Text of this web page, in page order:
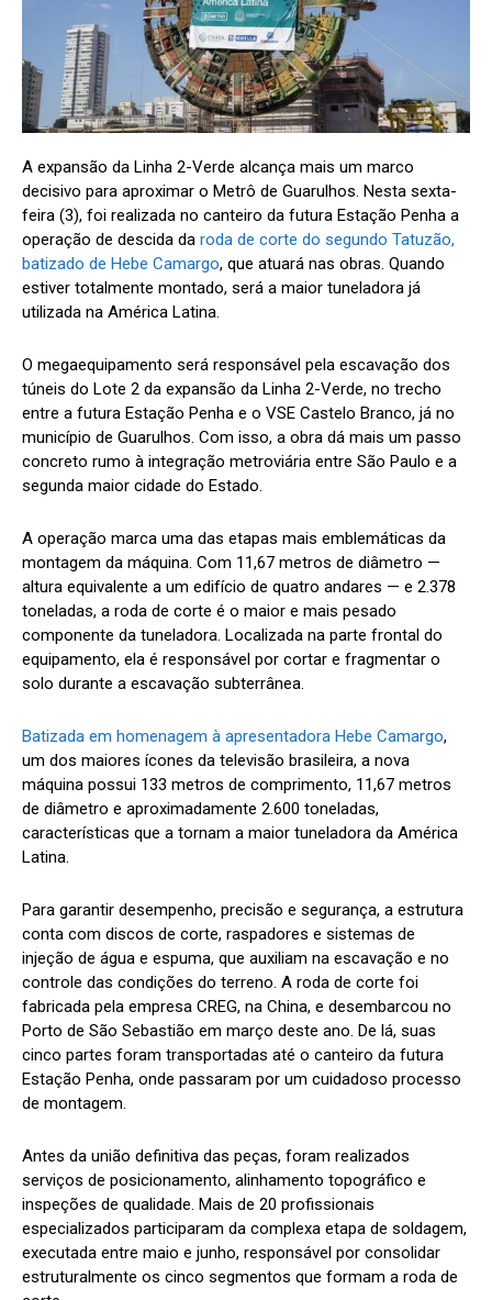
A expansão da Linha 2-Verde alcança mais um marco
decisivo para aproximar o Metrô de Guarulhos. Nesta sexta-
feira (3), foi realizada no canteiro da futura Estação Penha a
operação de descida da roda de corte do segundo Tatuzão,
batizado de Hebe Camargo, que atuará nas obras. Quando
estiver totalmente montado, será a maior tuneladora já
utilizada na América Latina.
O megaequipamento será responsável pela escavação dos
túneis do Lote 2 da expansão da Linha 2-Verde, no trecho
entre a futura Estação Penha e o VSE Castelo Branco, já no
município de Guarulhos. Com isso, a obra dá mais um passo
concreto rumo à integração metroviária entre São Paulo e a
segunda maior cidade do Estado.
A operação marca uma das etapas mais emblemáticas da
montagem da máquina. Com 11,67 metros de diâmetro —
altura equivalente a um edifício de quatro andares — e 2.378
toneladas, a roda de corte é o maior e mais pesado
componente da tuneladora. Localizada na parte frontal do
equipamento, ela é responsável por cortar e fragmentar o
solo durante a escavação subterrânea.
Batizada em homenagem à apresentadora Hebe Camargo,
um dos maiores ícones da televisão brasileira, a nova
máquina possui 133 metros de comprimento, 11,67 metros
de diâmetro e aproximadamente 2.600 toneladas,
características que a tornam a maior tuneladora da América
Latina.
Para garantir desempenho, precisão e segurança, a estrutura
conta com discos de corte, raspadores e sistemas de
injeção de água e espuma, que auxiliam na escavação e no
controle das condições do terreno. A roda de corte foi
fabricada pela empresa CREG, na China, e desembarcou no
Porto de São Sebastião em março deste ano. De lá, suas
cinco partes foram transportadas até o canteiro da futura
Estação Penha, onde passaram por um cuidadoso processo
de montagem.
Antes da união definitiva das peças, foram realizados
serviços de posicionamento, alinhamento topográfico e
inspeções de qualidade. Mais de 20 profissionais
especializados participaram da complexa etapa de soldagem,
executada entre maio e junho, responsável por consolidar
estruturalmente os cinco segmentos que formam a roda de